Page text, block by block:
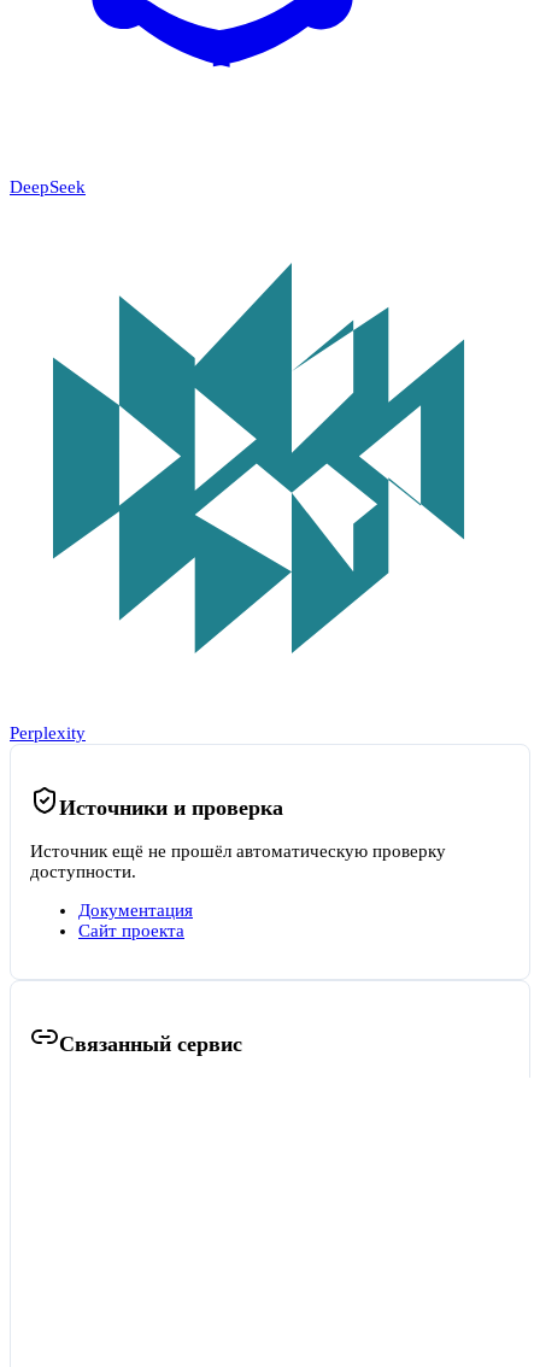
DeepSeek
Perplexity
Источники и проверка
Источник ещё не прошёл автоматическую проверку
доступности.
Документация
Сайт проекта
Связанный сервис